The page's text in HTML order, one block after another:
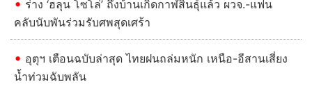
ร่าง ‘ฮลุน โซโล่’ ถึงบ้านเกิดกาฬสินธุ์แล้ว ผวจ.-แฟน
คลับนับพันร่วมรับศพสุดเศร้า
อุตุฯ เตือนฉบับล่าสุด ไทยฝนถล่มหนัก เหนือ-อีสานเสี่ยง
น้ำท่วมฉับพลัน